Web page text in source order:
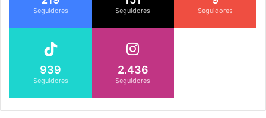
Seguidores Seguidores Seguidores
939
Seguidores
2.436
Seguidores